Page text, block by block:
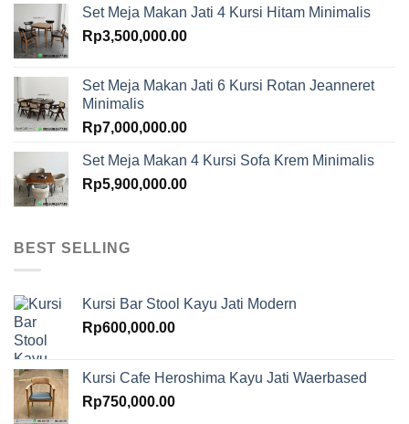
Set Meja Makan Jati 4 Kursi Hitam Minimalis
Rp3,500,000.00
Set Meja Makan Jati 6 Kursi Rotan Jeanneret
Minimalis
Rp7,000,000.00
Set Meja Makan 4 Kursi Sofa Krem Minimalis
Rp5,900,000.00
BEST SELLING
Kursi Bar Stool Kayu Jati Modern
Rp600,000.00
Kursi Cafe Heroshima Kayu Jati Waerbased
Rp750,000.00